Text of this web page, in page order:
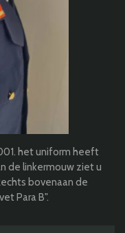
het uniform heeft
de linkermouw ziet u
bovenaan de
Para B".